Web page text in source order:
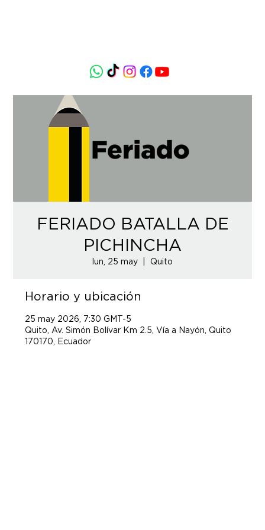
FERIADO BATALLA DE
PICHINCHA
lun, 25 may Quito
Horario y ubicación
25 may 2026, 7:30 GMT-5
Quito, Av. Simón Bolívar Km 2.5, Vía a Nayón, Quito
170170, Ecuador